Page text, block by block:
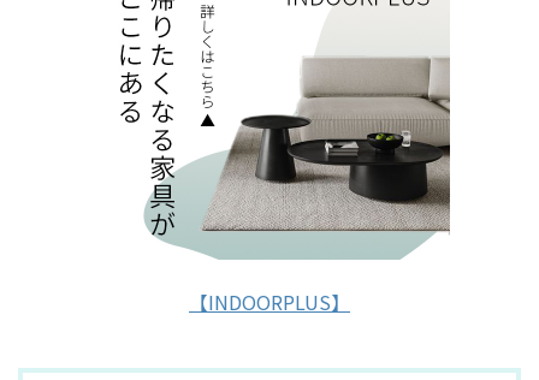
【INDOORPLUS】